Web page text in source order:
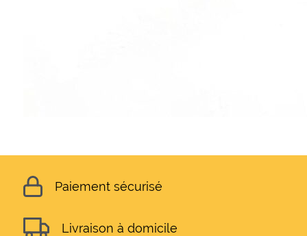
Paiement sécurisé
Livraison à domicile